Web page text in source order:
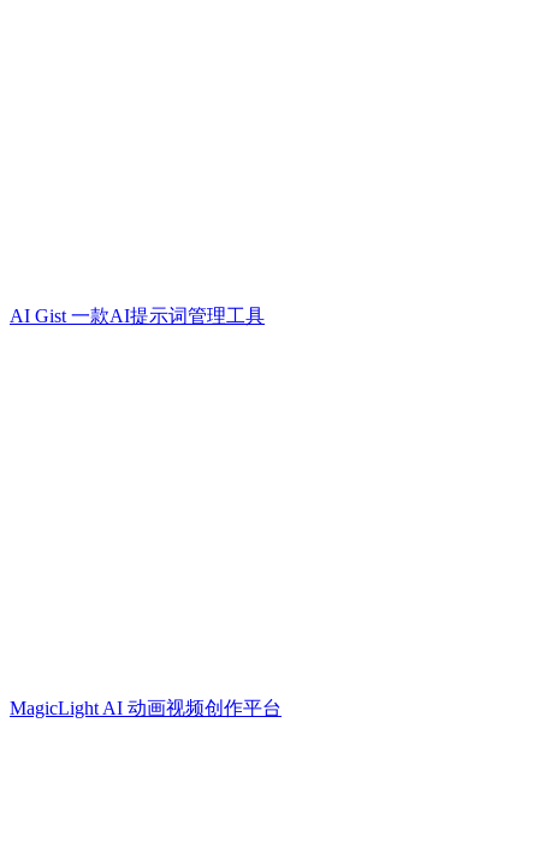
AI Gist 一款AI提示词管理工具
MagicLight AI 动画视频创作平台